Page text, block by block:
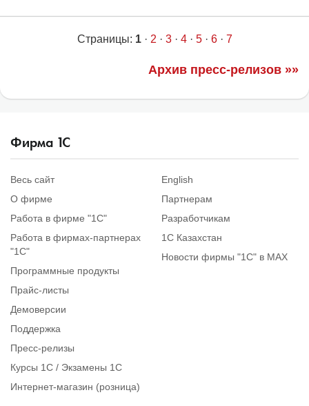
Страницы: 1· 2 · 3· 4· 5· 6· 7
Архив пресс-релизов »»
Фирма 1С
Весь сайт
О фирме
Работа в фирме "1С"
Работа в фирмах-партнерах
"1С"
Программные продукты
Прайс-листы
Демоверсии
Поддержка
Пресс-релизы
Курсы 1С / Экзамены 1С
Интернет-магазин (розница)
English
Партнерам
Разработчикам
1С Казахстан
Новости фирмы "1С" в MAX